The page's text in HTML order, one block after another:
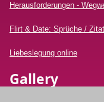
Herausforderungen -
Flirt & Date: Sprüche /
Liebeslegung online
Gallery